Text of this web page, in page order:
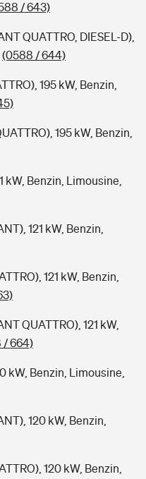
/ 643)
QUATTRO, DIESEL-D),
(0588 / 644)
195 kW, Benzin,
195 kW, Benzin,
kW, Benzin, Limousine,
121 kW, Benzin,
121 kW, Benzin,
QUATTRO), 121 kW,
/ 664)
kW, Benzin, Limousine,
120 kW, Benzin,
120 kW, Benzin,